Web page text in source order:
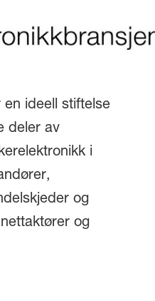
en ideell stiftelse
deler av
i
og
og